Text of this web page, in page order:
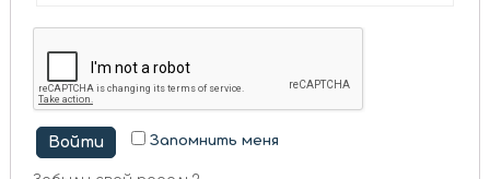
Запомнить меня
Войти